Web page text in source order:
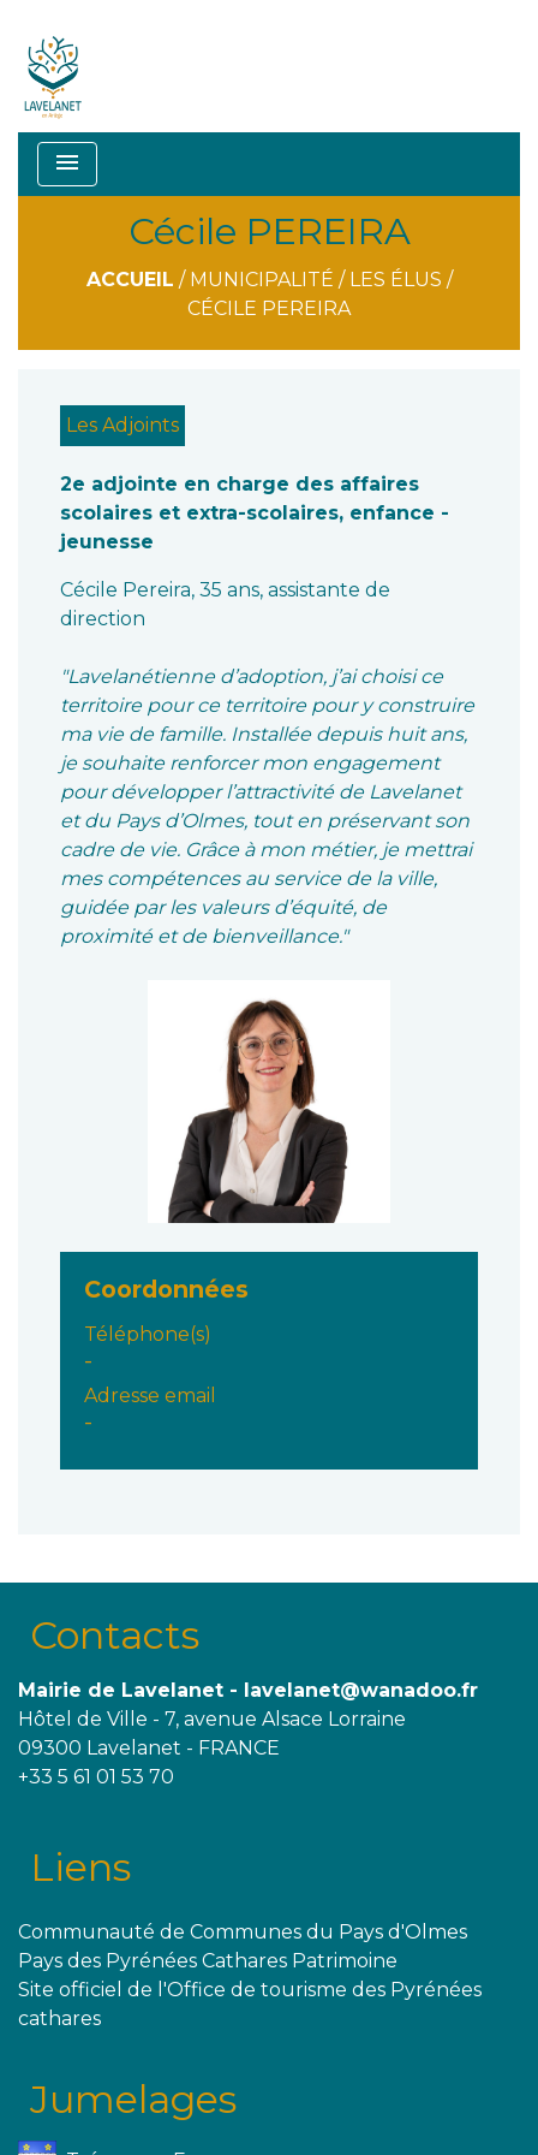
menu
Cécile PEREIRA
ACCUEIL / MUNICIPALITÉ / LES ÉLUS /
CÉCILE PEREIRA
Les Adjoints
2e adjointe en charge des affaires
scolaires et extra-scolaires, enfance -
jeunesse
Cécile Pereira, 35 ans, assistante de
direction
"Lavelanétienne d’adoption, j’ai choisi ce
territoire pour ce territoire pour y construire
ma vie de famille. Installée depuis huit ans,
je souhaite renforcer mon engagement
pour développer l’attractivité de Lavelanet
et du Pays d’Olmes, tout en préservant son
cadre de vie. Grâce à mon métier, je mettrai
mes compétences au service de la ville,
guidée par les valeurs d’équité, de
proximité et de bienveillance."
Coordonnées
Téléphone(s)
-
Adresse email
-
Contacts
Mairie de Lavelanet - lavelanet@wanadoo.fr
Hôtel de Ville - 7, avenue Alsace Lorraine
09300 Lavelanet - FRANCE
+33 5 61 01 53 70
Liens
Communauté de Communes du Pays d'Olmes
Pays des Pyrénées Cathares Patrimoine
Site officiel de l'Office de tourisme des Pyrénées
cathares
Jumelages